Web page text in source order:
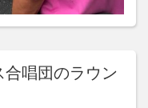
合唱団のラウン